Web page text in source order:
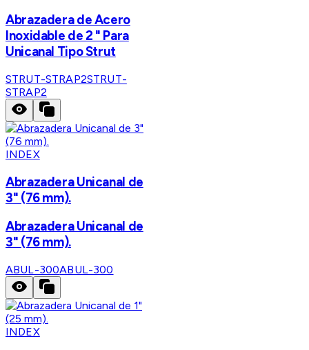
Abrazadera de Acero
Inoxidable de 2 " Para
Unicanal Tipo Strut
STRUT-STRAP2STRUT-
STRAP2
INDEX
Abrazadera Unicanal de
3" (76 mm).
Abrazadera Unicanal de
3" (76 mm).
ABUL-300ABUL-300
INDEX